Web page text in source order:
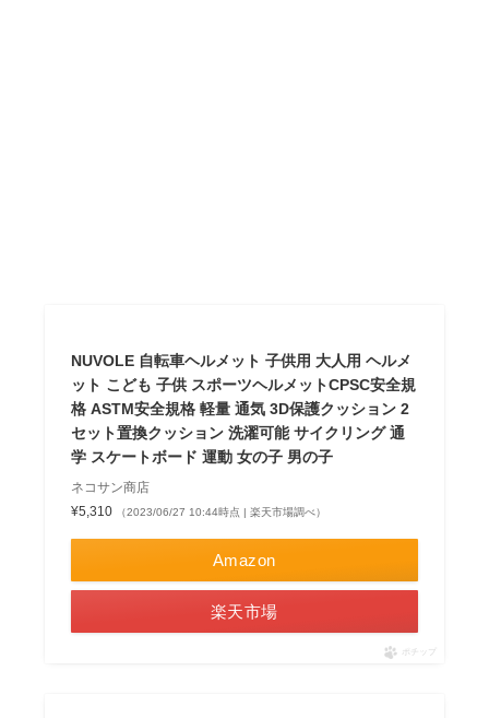
NUVOLE 自転車ヘルメット 子供用 大人用 ヘルメ
ット こども 子供 スポーツヘルメットCPSC安全規
格 ASTM安全規格 軽量 通気 3D保護クッション 2
セット置換クッション 洗濯可能 サイクリング 通
学 スケートボード 運動 女の子 男の子
ネコサン商店
¥5,310
（2023/06/27 10:44時点 | 楽天市場調べ）
Amazon
楽天市場
ポチップ